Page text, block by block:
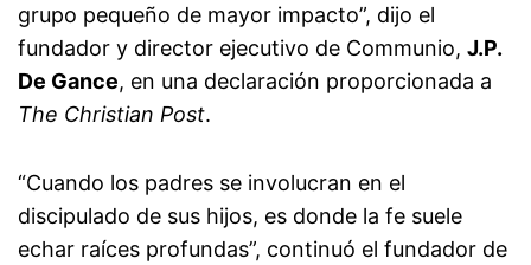
grupo pequeño de mayor impacto”, dijo el
fundador y director ejecutivo de Communio, J.P.
De Gance, en una declaración proporcionada a
The Christian Post.
“Cuando los padres se involucran en el
discipulado de sus hijos, es donde la fe suele
echar raíces profundas”, continuó el fundador de